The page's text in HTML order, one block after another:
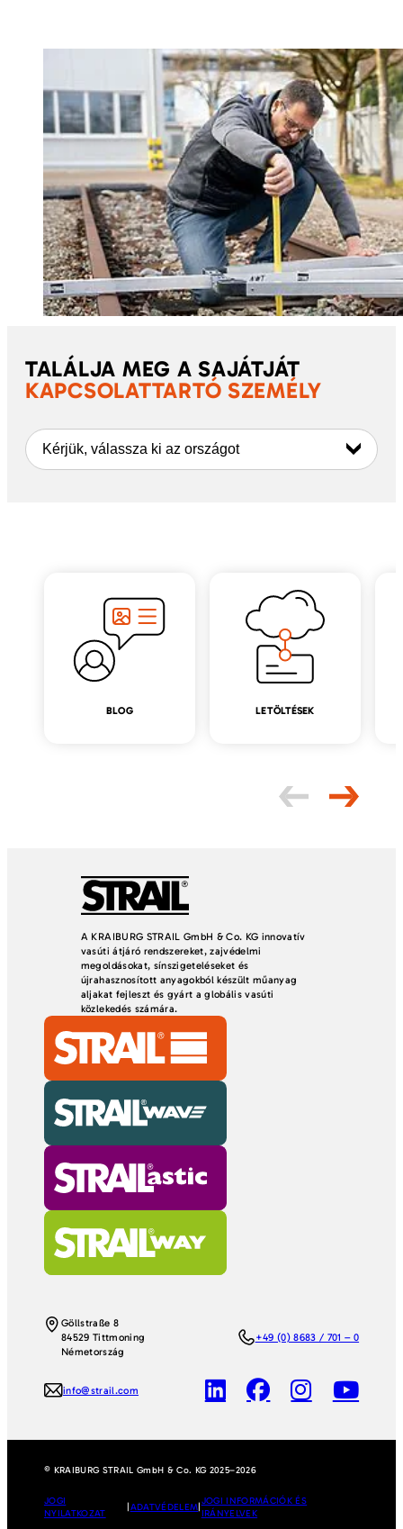
TALÁLJA MEG A SAJÁTJÁT
KAPCSOLATTARTÓ SZEMÉLY
Kérjük, válassza ki az országot
BLOG LETÖLTÉSEK
A KRAIBURG STRAIL GmbH & Co. KG innovatív
vasúti átjáró rendszereket, zajvédelmi
megoldásokat, sínszigeteléseket és
újrahasznosított anyagokból készült műanyag
aljakat fejleszt és gyárt a globális vasúti
közlekedés számára.
Göllstraße 8
84529 Tittmoning
Németország
+49 (0) 8683 / 701 – 0
info@strail.com
© KRAIBURG STRAIL GmbH & Co. KG 2025–2026
JOGI
NYILATKOZAT
ADATVÉDELEM |
JOGI INFORMÁCIÓK ÉS
IRÁNYELVEK